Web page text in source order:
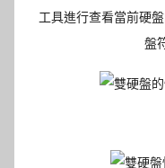
工具進行查看當前硬
盤